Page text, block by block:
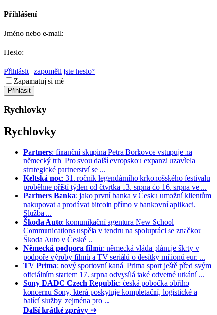
Přihlášení
Jméno nebo e-mail:
Heslo:
Přihlásit | zapoměli jste heslo?
Zapamatuj si mě
Rychlovky
Rychlovky
Partners: finanční skupina Petra Borkovce vstupuje na
německý trh. Pro svou další evropskou expanzi uzavřela
strategické partnerství se ...
Keltská noc: 31. ročník legendárního krkonošského festivalu
proběhne příští týden od čtvrtka 13. srpna do 16. srpna ve ...
Partners Banka: jako první banka v Česku umožní klientům
nakupovat a prodávat bitcoin přímo v bankovní aplikaci.
Služba ...
Škoda Auto: komunikační agentura New School
Communications uspěla v tendru na spolupráci se značkou
Škoda Auto v České ...
Německá podpora filmů: německá vláda plánuje škrty v
podpoře výroby filmů a TV seriálů o desítky milionů eur. ...
TV Prima: nový sportovní kanál Prima sport ještě před svým
oficiálním startem 17. srpna odvysílá také odvetné utkání ...
Sony DADC Czech Republic: česká pobočka obřího
koncernu Sony, která poskytuje kompletační, logistické a
balící služby, zejména pro ...
Další krátké zprávy ⇢